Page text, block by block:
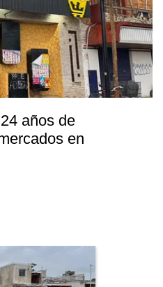
años de
en